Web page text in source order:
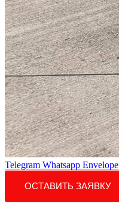
Telegram Whatsapp Envelope
ОСТАВИТЬ ЗАЯВКУ